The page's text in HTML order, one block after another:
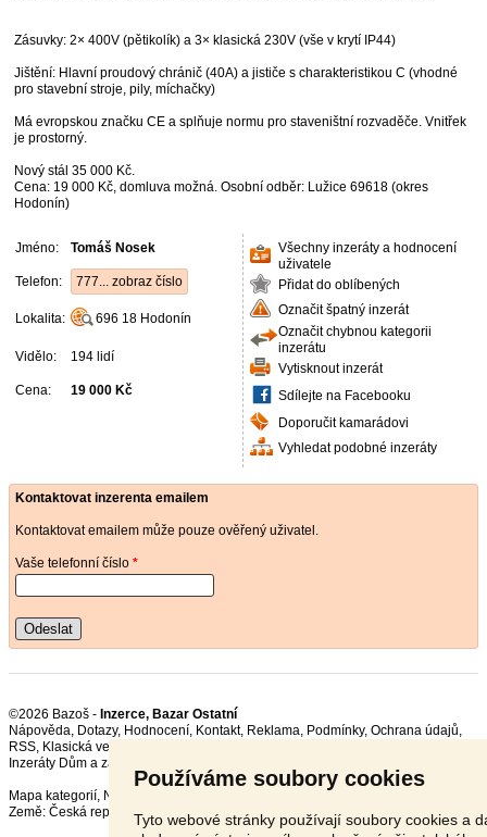
Používáme soubory cookies
Tyto webové stránky používají soubory cookies a
Zásuvky: 2× 400V (pětikolík) a 3× klasická 230V (vše v krytí IP44)
Jištění: Hlavní proudový chránič (40A) a jističe s charakteristikou C (vhodné
pro stavební stroje, pily, míchačky)
Má evropskou značku CE a splňuje normu pro staveništní rozvaděče. Vnitřek
je prostorný.
Nový stál 35 000 Kč.
Cena: 19 000 Kč, domluva možná. Osobní odběr: Lužice 69618 (okres
Hodonín)
Jméno: Tomáš Nosek
Telefon: 777... zobraz číslo
Lokalita: 696 18 Hodonín
Vidělo: 194 lidí
Cena: 19 000 Kč
Všechny inzeráty a hodnocení
uživatele
Přidat do oblíbených
Označit špatný inzerát
Označit chybnou kategorii
inzerátu
Vytisknout inzerát
Sdílejte na Facebooku
Doporučit kamarádovi
Vyhledat podobné inzeráty
Kontaktovat inzerenta emailem
Kontaktovat emailem může pouze ověřený uživatel.
Vaše telefonní číslo *
Odeslat
©2026 Bazoš - Inzerce, Bazar Ostatní
Nápověda, Dotazy, Hodnocení, Kontakt, Reklama, Podmínky, Ochrana údajů,
RSS,
Inzeráty Dům a zahrada celkem:
Mapa kategorií, Nejvyhledávanější výrazy
Země: Česká republika ,Slovensko , Polsko , Rakousko